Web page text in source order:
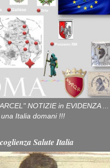
NOTIZIE in EVIDENZA ...
Italia domani !!!
Salute Italia